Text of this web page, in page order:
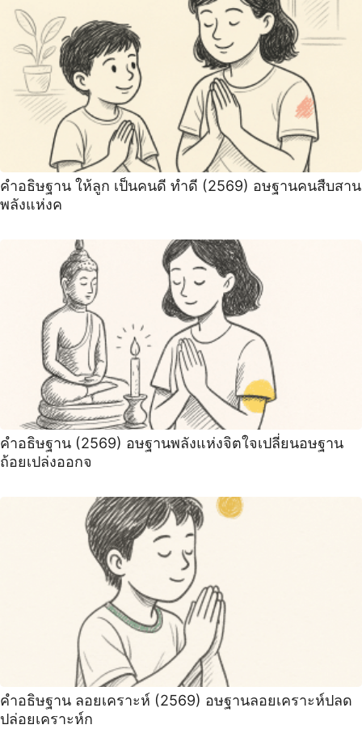
คำอธิษฐาน ให้ลูก เป็นคนดี ทำดี (2569) อษฐานคนสืบสาน
พลังแห่งค
คำอธิษฐาน (2569) อษฐานพลังแห่งจิตใจเปลี่ยนอษฐาน
ถ้อยเปล่งออกจ
คำอธิษฐาน ลอยเคราะห์ (2569) ️อษฐานลอยเคราะห์ปลด
ปล่อยเคราะห์ก